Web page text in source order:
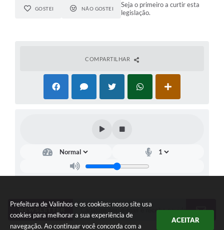
Prefeitura de Valinhos e os cookies: nosso site usa
cookies para melhorar a sua experiência de
navegação. Ao continuar você concorda com a
ACEITAR
GOSTEI NÃO GOSTEI
Seja o primeiro a curtir esta
legislação.
COMPARTILHAR